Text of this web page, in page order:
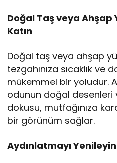
Doğal Taş veya Ahşap
Katın
Doğal taş veya ahşap
tezgahınıza sıcaklık ve
mükemmel bir yoludur.
odunun doğal desenleri
dokusu, mutfağınıza
bir görünüm sağlar.
Aydınlatmayı Yenileyin